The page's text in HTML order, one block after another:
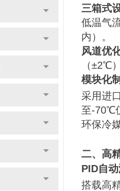
三箱式
低温气
内）。
风道优
（±2℃
模块化
采用进
至-70℃
环保冷
二、高
PID自
搭载高